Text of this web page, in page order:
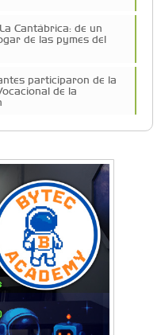
Cantábrica: de un
de las pymes del
participaron de la
de la
la historia del
hacia la que viaja
cuatro décadas de
con una premisa que
"El Banquito de
de la Casa